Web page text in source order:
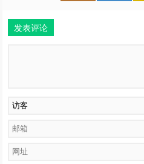
发表评论